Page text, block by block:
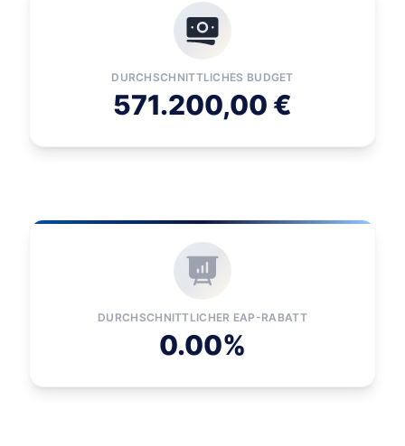
DURCHSCHNITTLICHES BUDGET
571.200,00 €
DURCHSCHNITTLICHER EAP-RABATT
0.00%